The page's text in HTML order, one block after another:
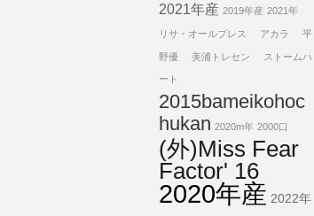
2021年産 2019年産 2021年
リサ・オールプレス アカラ 平
野優 美浦トレセン ストームハ
ート
2015bameikohoc
hukan 2020m年 2000口
(外)Miss Fear
Factor' 16
2020年産 2022年